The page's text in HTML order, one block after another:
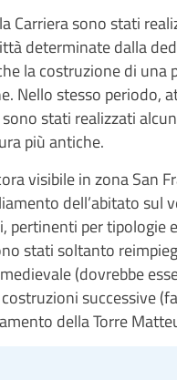
Carriera sono stati
determinate dalla
la costruzione di
Nello stesso periodo,
stati realizzati
più antiche.
visibile in zona San
dell’abitato
pertinenti per tipologie
stati soltanto
(dovrebbe
successive
della Torre